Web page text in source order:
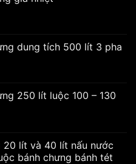
dung tích 500 lít 3 pha
250 lít luộc 100 – 130
20 lít và 40 lít nấu nước
bánh chưng bánh tét